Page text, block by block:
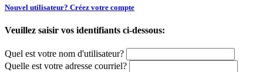
Nouvel utilisateur? Créez votre compte
Veuillez saisir vos identifiants ci-dessous:
Quel est votre nom d'utilisateur?
Quelle est votre adresse courriel?